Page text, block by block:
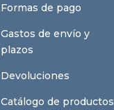
Formas de pago
Gastos de envío y
plazos
Devoluciones
Catálogo de productos